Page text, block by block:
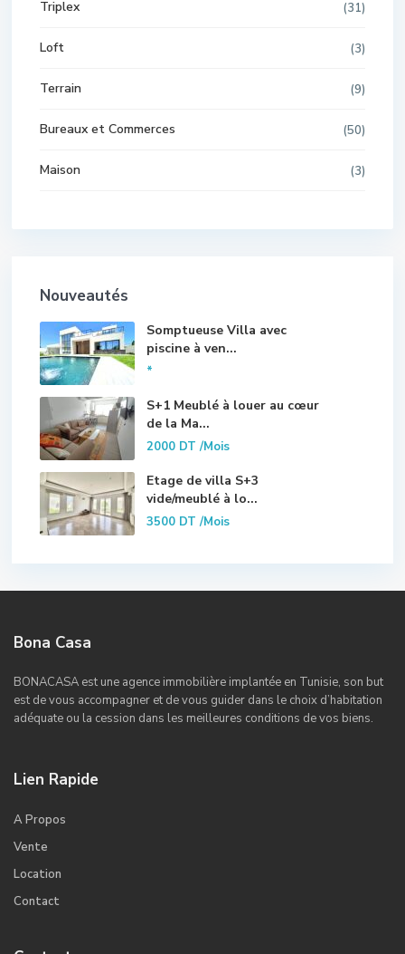
Triplex (31)
Loft (3)
Terrain (9)
Bureaux et Commerces (50)
Maison (3)
Nouveautés
Somptueuse Villa avec
piscine à ven...
*
S+1 Meublé à louer au cœur
de la Ma...
2000 DT/Mois
Etage de villa S+3
vide/meublé à lo...
3500 DT/Mois
Bona Casa
BONACASA est une agence immobilière implantée en Tunisie, son but
est de vous accompagner et de vous guider dans le choix d’habitation
adéquate ou la cession dans les meilleures conditions de vos biens.
Lien Rapide
A Propos
Vente
Location
Contact